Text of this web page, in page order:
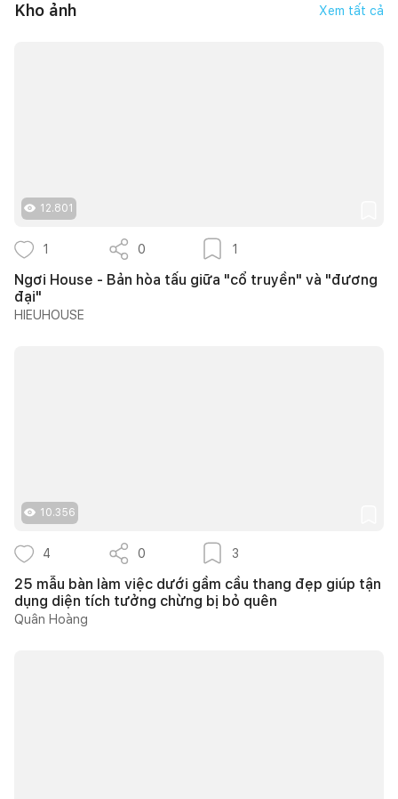
Kho ảnh Xem tất cả
12.801
1 0 1
Ngơi House - Bản hòa tấu giữa "cổ truyền" và "đương
đại"
HIEUHOUSE
10.356
4 0 3
25 mẫu bàn làm việc dưới gầm cầu thang đẹp giúp tận
dụng diện tích tưởng chừng bị bỏ quên
Quân Hoàng